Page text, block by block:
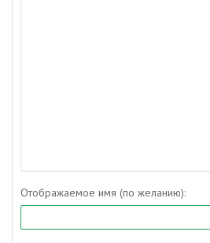
Отображаемое имя (по желанию):